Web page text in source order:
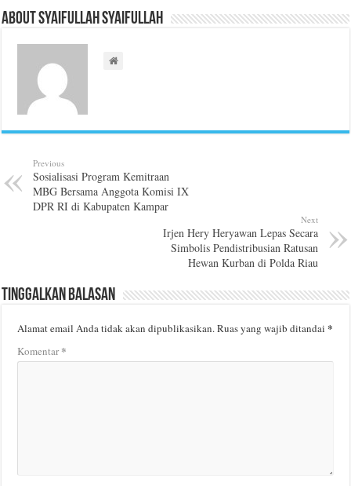
About Syaifullah Syaifullah
Previous
Sosialisasi Program Kemitraan
MBG Bersama Anggota Komisi IX
DPR RI di Kabupaten Kampar
Next
Irjen Hery Heryawan Lepas Secara
Simbolis Pendistribusian Ratusan
Hewan Kurban di Polda Riau
Tinggalkan Balasan
Alamat email Anda tidak akan dipublikasikan.Ruas yang wajib ditandai*
Komentar*